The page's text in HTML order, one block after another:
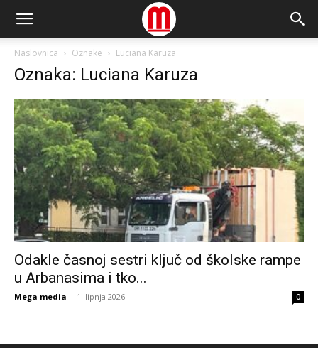
Naslovnica Oznake Luciana Karuza
Oznaka: Luciana Karuza
Odakle časnoj sestri ključ od školske rampe
u Arbanasima i tko...
Mega media - 1. lipnja 2026. 0